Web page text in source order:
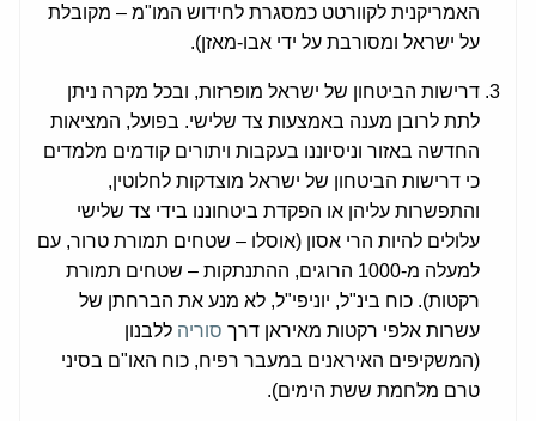
האמריקנית לקוורטט כמסגרת לחידוש המו"מ – מקובלת
על ישראל ומסורבת על ידי אבו-מאזן).
דרישות הביטחון של ישראל מופרזות, ובכל מקרה ניתן
לתת לרובן מענה באמצעות צד שלישי. בפועל, המציאות
החדשה באזור וניסיוננו בעקבות ויתורים קודמים מלמדים
כי דרישות הביטחון של ישראל מוצדקות לחלוטין,
והתפשרות עליהן או הפקדת ביטחוננו בידי צד שלישי
עלולים להיות הרי אסון (אוסלו – שטחים תמורת טרור, עם
למעלה מ-1000 הרוגים, ההתנתקות – שטחים תמורת
רקטות). כוח בינ"ל, יוניפי"ל, לא מנע את הברחתן של
עשרות אלפי רקטות מאיראן דרך סוריה ללבנון
(המשקיפים האיראנים במעבר רפיח, כוח האו"ם בסיני
טרם מלחמת ששת הימים).